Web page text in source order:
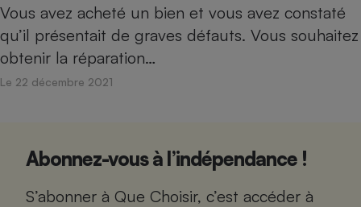
Vous avez acheté un bien et vous avez constaté
qu’il présentait de graves défauts. Vous souhaitez
obtenir la réparation…
Le 22 décembre 2021
Abonnez-vous à l’indépendance !
S’abonner à Que Choisir, c’est accéder à